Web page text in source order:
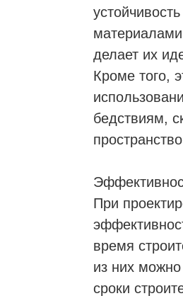
делает их
Кроме того,
бедствиям,
При
время
из них можно
сроки